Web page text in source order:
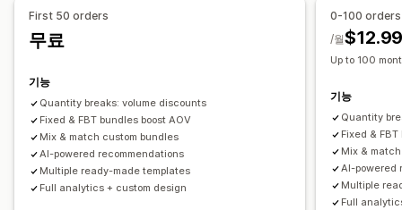
설정 가능한 가격
고정 가격
균일 할인
동적 가격
사용자 지정 가격 책정
할인 관리
사용자 지정 코드
자동화
First 50 orders
무료
기능
Quantity breaks: volume discounts
Fixed & FBT bundles boost AOV
Mix & match custom bundles
AI-powered recommendations
Multiple ready-made templates
Full analytics + custom design
0-100 orders
/월
Up to 100
기능
Quantity
Fixed &
Mix &
AI-powered
Multiple
Full